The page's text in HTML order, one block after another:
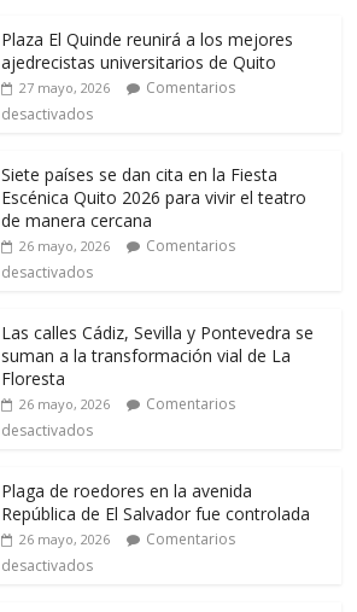
Plaza El Quinde reunirá a los mejores
ajedrecistas universitarios de Quito
27 mayo, 2026
Comentarios
desactivados
Siete países se dan cita en la Fiesta
Escénica Quito 2026 para vivir el teatro
de manera cercana
26 mayo, 2026
Comentarios
desactivados
Las calles Cádiz, Sevilla y Pontevedra se
suman a la transformación vial de La
Floresta
26 mayo, 2026
Comentarios
desactivados
Plaga de roedores en la avenida
República de El Salvador fue controlada
26 mayo, 2026
Comentarios
desactivados